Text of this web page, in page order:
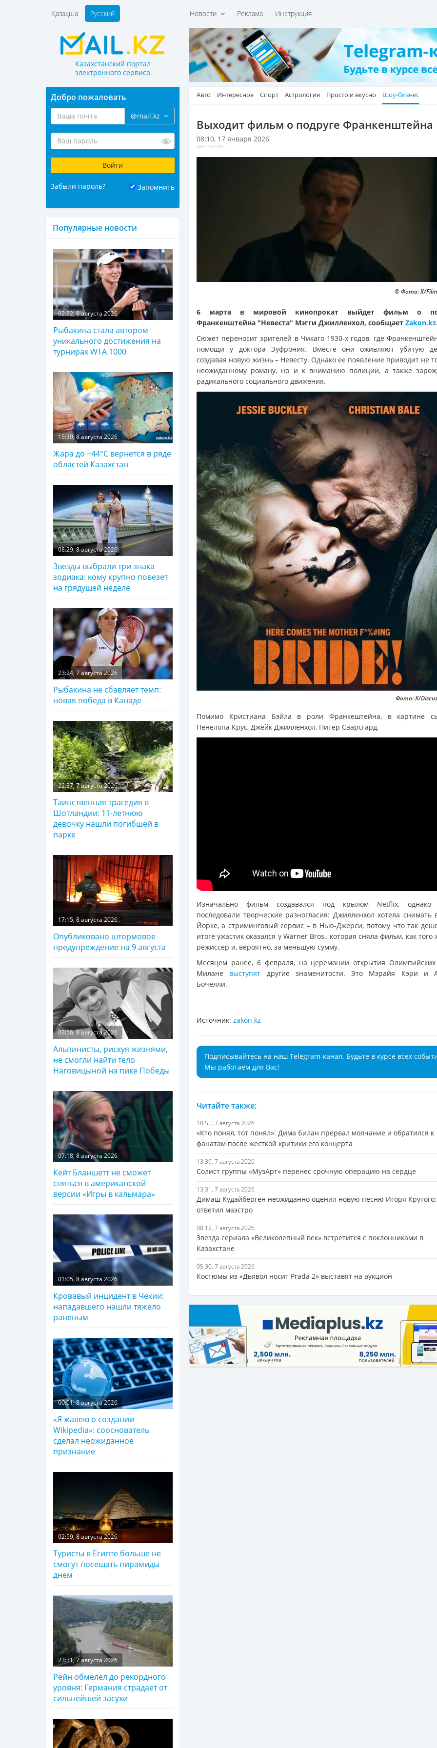
Новости Реклама Инструкция
Қазақша Русский
Казахстанский портал
электронного сервиса
Авто Интересное Спорт Астрология Просто и вкусно Шоу-бизнес
Выходит фильм о подруге Франкенштейна
08:10, 17 января 2026
MKZ: 1525582
© Фото: Х/
6 марта в мировой кинопрокат выйдет фильм о
Франкенштейна "Невеста" Мэгги Джилленхол, сообщает Zakon.kz
Сюжет переносит зрителей в Чикаго 1930-х годов, где
помощи у доктора Эуфрония. Вместе они оживляют убитую
создавая новую жизнь – Невесту. Однако ее появление приводит не
неожиданному роману, но и к вниманию полиции, а также
радикального социального движения.
Фото: X/
Помимо Кристиана Бэйла в роли Франкештейна, в картине
Пенелопа Крус, Джейк Джилленхол, Питер Саарсгард.
Изначально фильм создавался под крылом Netflix, однако
последовали творческие разногласия: Джилленхол хотела
Йорке, а стриминговый сервис – в Нью-Джерси, потому что так
итоге ужастик оказался у Warner Bros., которая сняла фильм, как того
режиссер и, вероятно, за меньшую сумму.
Месяцем ранее, 6 февраля, на церемонии открытия
Милане выступят другие знаменитости. Это Мэрайя Кэри и
Бочелли.
Источник: zakon.kz
Подписывайтесь на наш Telegram-канал. Будьте в курсе всех
Мы работаем для Вас!
Читайте также:
18:55, 7 августа 2026
«Кто понял, тот понял»: Дима Билан прервал молчание и обратился к
фанатам после жесткой критики его концерта
13:39, 7 августа 2026
Солист группы «МузАрт» перенес срочную операцию на сердце
13:31, 7 августа 2026
Димаш Кудайберген неожиданно оценил новую песню Игоря
ответил маэстро
08:12, 7 августа 2026
Звезда сериала «Великолепный век» встретится с поклонниками в
Казахстане
05:30, 7 августа 2026
Костюмы из «Дьявол носит Prada 2» выставят на аукцион
Добро пожаловать
@mail.kz
Забыли пароль? Запомнить
Популярные новости
02:32, 8 августа 2026
Рыбакина стала автором
уникального достижения на
турнирах WTA 1000
15:30, 8 августа 2026
Жара до +44°С вернется в ряде
областей Казахстан
08:29, 8 августа 2026
Звезды выбрали три знака
зодиака: кому крупно повезет
на грядущей неделе
23:24, 7 августа 2026
Рыбакина не сбавляет темп:
новая победа в Канаде
22:37, 7 августа 2026
Таинственная трагедия в
Шотландии: 11-летнюю
девочку нашли погибшей в
парке
17:15, 8 августа 2026
Опубликовано штормовое
предупреждение на 9 августа
03:56, 8 августа 2026
Альпинисты, рискуя жизнями,
не смогли найти тело
Наговицыной на пике Победы
07:18, 8 августа 2026
Кейт Бланшетт не сможет
сняться в американской
версии «Игры в кальмара»
01:05, 8 августа 2026
Кровавый инцидент в Чехии:
нападавшего нашли тяжело
раненым
00:01, 8 августа 2026
«Я жалею о создании
Wikipedia»: сооснователь
сделал неожиданное
признание
02:59, 8 августа 2026
Туристы в Египте больше не
смогут посещать пирамиды
днем
23:31, 7 августа 2026
Рейн обмелел до рекордного
уровня: Германия страдает от
сильнейшей засухи